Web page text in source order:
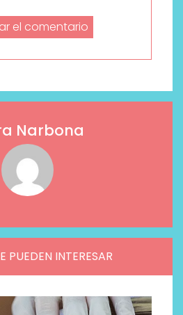
Narbona
PUEDEN INTERESAR